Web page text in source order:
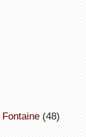
Fontaine(48)